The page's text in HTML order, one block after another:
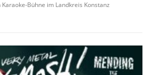
Bühne im Landkreis Konstanz